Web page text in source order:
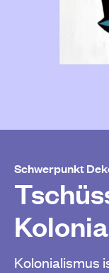
Schwerpunkt
Kolonialismus